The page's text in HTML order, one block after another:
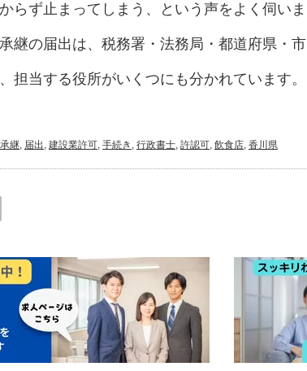
らず止まってしまう、という声をよく伺いま
継の届出は、税務署・法務局・都道府県・市
担当する役所がいくつにも分かれています。
継, 届出 , 建設業許可, 手続き , 行政書士, 許認可, 飲食店, 香川県